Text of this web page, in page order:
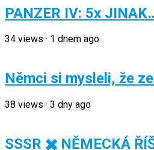
PANZER IV: 5x
34 views · 1 dnem ago
Němci si mysleli, že
38 views · 3 dny ago
SSSR ✖️ NĚMECKÁ